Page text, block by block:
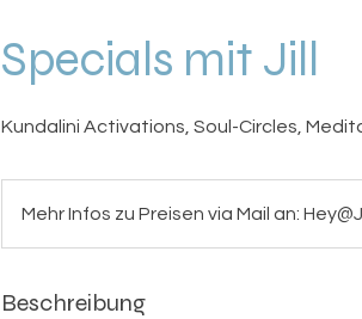
Specials mit Jill
Kundalini Activations, Soul-Circles,
Mail
Mehr Infos zu Preisen via Mail an:
Beschreibung